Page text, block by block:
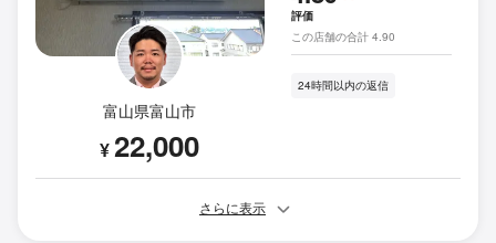
富山県富山市
¥22,000
評価
この店舗の合計 4.90
24時間以内の返信
さらに表示